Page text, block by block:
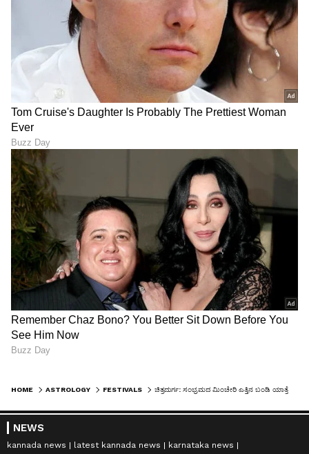
HOME ASTROLOGY FESTIVALS ಚಿತ್ರದುರ್ಗ: ಸಂಭ್ರಮದ ಮಿಂಚೇರಿ ಎತ್ತಿನ ಬಂಡಿ ಯಾತ್ರೆ
NEWS
kannada news latest kannada news
karnataka news